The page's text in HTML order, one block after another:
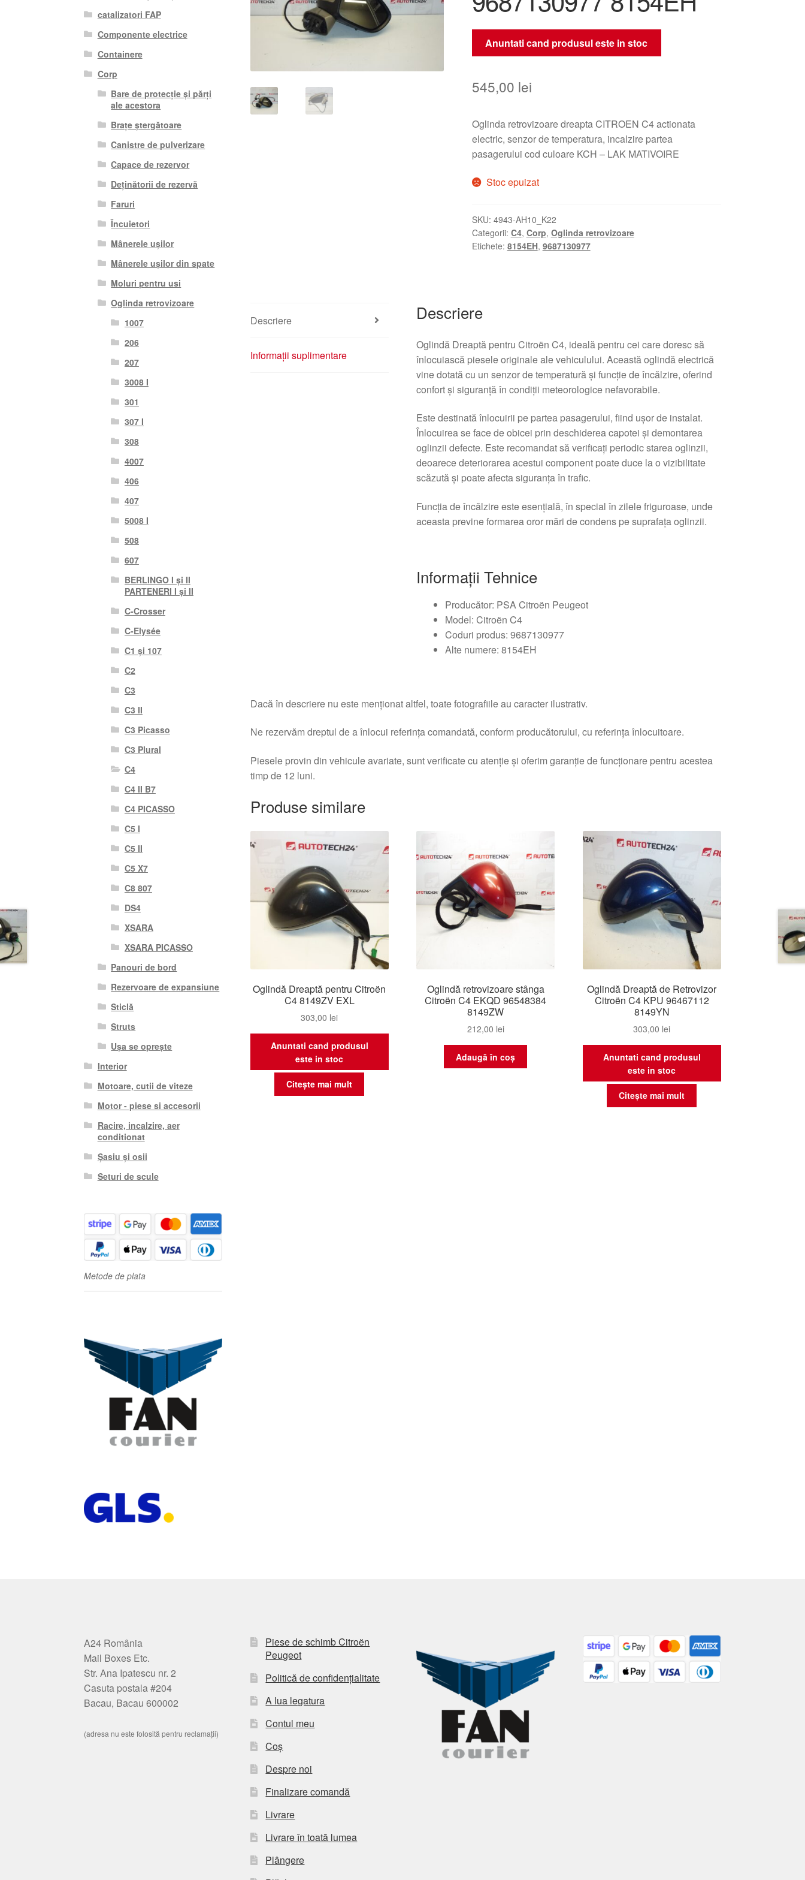
Anuntati cand produsul este in stoc
545,00 lei
Oglinda retrovizoare dreapta CITROEN C4 actionata
electric, senzor de temperatura, incalzire partea
pasagerului cod culoare KCH – LAK MATIVOIRE
Stoc epuizat
SKU: 4943-AH10_K22
Categorii: C4, Corp, Oglinda retrovizoare
Etichete: 8154EH, 9687130977
Descriere
Informații suplimentare
Descriere
Oglindă Dreaptă pentru Citroën C4, ideală pentru cei care doresc să
înlocuiască piesele originale ale vehiculului. Această oglindă electrică
vine dotată cu un senzor de temperatură și funcție de încălzire, oferind
confort și siguranță în condiții meteorologice nefavorabile.
Este destinată înlocuirii pe partea pasagerului, fiind ușor de instalat.
Înlocuirea se face de obicei prin deschiderea capotei și demontarea
oglinzii defecte. Este recomandat să verificați periodic starea oglinzii,
deoarece deteriorarea acestui component poate duce la o vizibilitate
scăzută și poate afecta siguranța în trafic.
Funcția de încălzire este esențială, în special în zilele friguroase, unde
aceasta previne formarea oror mări de condens pe suprafața oglinzii.
Informații Tehnice
Producător: PSA Citroën Peugeot
Model: Citroën C4
Coduri produs: 9687130977
Alte numere: 8154EH
Dacă în descriere nu este menționat altfel, toate fotografiile au caracter ilustrativ.
Ne rezervăm dreptul de a înlocui referința comandată, conform producătorului, cu referința înlocuitoare.
Piesele provin din vehicule avariate, sunt verificate cu atenție și oferim garanție de funcționare pentru acestea
timp de 12 luni.
Produse similare
Oglindă Dreaptă pentru Citroën
C4 8149ZV EXL
303,00 lei
Anuntati cand produsul
este in stoc
Citește mai mult
Oglindă retrovizoare stânga
Citroën C4 EKQD 96548384
8149ZW
212,00 lei
Adaugă în coș
Oglindă Dreaptă de Retrovizor
Citroën C4 KPU 96467112
8149YN
303,00 lei
Anuntati cand produsul
este in stoc
Citește mai mult
catalizatori FAP
Componente electrice
Containere
Corp
Bare de protecție și părți
ale acestora
Brațe ștergătoare
Canistre de pulverizare
Capace de rezervor
Deținătorii de rezervă
Faruri
Încuietori
Mânerele ușilor
Mânerele ușilor din spate
Moluri pentru usi
Oglinda retrovizoare
1007
206
207
3008 I
301
307 I
308
4007
406
407
5008 I
508
607
BERLINGO I și II
PARTENERI I și II
C-Crosser
C-Elysée
C1 și 107
C2
C3
C3 II
C3 Picasso
C3 Plural
C4
C4 II B7
C4 PICASSO
C5 I
C5 II
C5 X7
C8 807
DS4
XSARA
XSARA PICASSO
Panouri de bord
Rezervoare de expansiune
Sticlă
Struts
Ușa se oprește
Interior
Motoare, cutii de viteze
Motor - piese si accesorii
Racire, incalzire, aer
conditionat
Șasiu și osii
Seturi de scule
Metode de plata
A24 România
Mail Boxes Etc.
Str. Ana Ipatescu nr. 2
Casuta postala #204
Bacau, Bacau 600002
(adresa nu este folosită pentru reclamații)
Piese de schimb Citroën
Peugeot
Politică de confidențialitate
A lua legatura
Contul meu
Coș
Despre noi
Finalizare comandă
Livrare
Livrare în toată lumea
Plângere